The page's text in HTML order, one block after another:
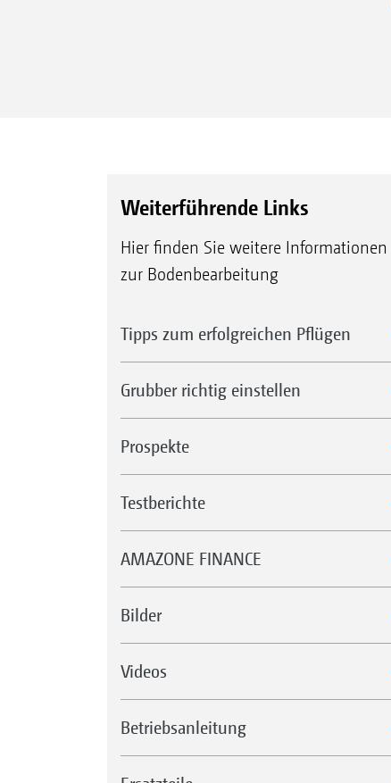
Weiterführende Links
Hier finden Sie weitere Informationen
zur Bodenbearbeitung
Tipps zum erfolgreichen Pflügen
Grubber richtig einstellen
Prospekte
Testberichte
AMAZONE FINANCE
Bilder
Videos
Betriebsanleitung